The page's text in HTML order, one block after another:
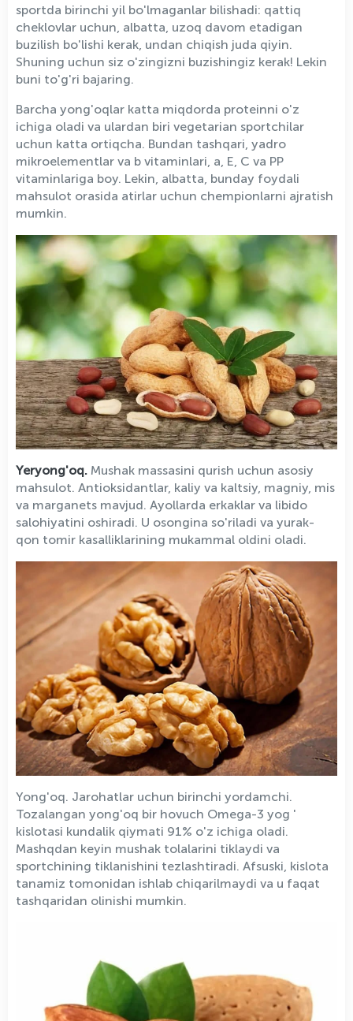
sportda birinchi yil bo'lmaganlar bilishadi: qattiq
cheklovlar uchun, albatta, uzoq davom etadigan
buzilish bo'lishi kerak, undan chiqish juda qiyin.
Shuning uchun siz o'zingizni buzishingiz kerak! Lekin
buni to'g'ri bajaring.
Barcha yong'oqlar katta miqdorda proteinni o'z
ichiga oladi va ulardan biri vegetarian sportchilar
uchun katta ortiqcha. Bundan tashqari, yadro
mikroelementlar va b vitaminlari, a, E, C va PP
vitaminlariga boy. Lekin, albatta, bunday foydali
mahsulot orasida atirlar uchun chempionlarni ajratish
mumkin.
Yeryong'oq. Mushak massasini qurish uchun asosiy
mahsulot. Antioksidantlar, kaliy va kaltsiy, magniy, mis
va marganets mavjud. Ayollarda erkaklar va libido
salohiyatini oshiradi. U osongina so'riladi va yurak-
qon tomir kasalliklarining mukammal oldini oladi.
Yong'oq. Jarohatlar uchun birinchi yordamchi.
Tozalangan yong'oq bir hovuch Omega-3 yog '
kislotasi kundalik qiymati 91% o'z ichiga oladi.
Mashqdan keyin mushak tolalarini tiklaydi va
sportchining tiklanishini tezlashtiradi. Afsuski, kislota
tanamiz tomonidan ishlab chiqarilmaydi va u faqat
tashqaridan olinishi mumkin.